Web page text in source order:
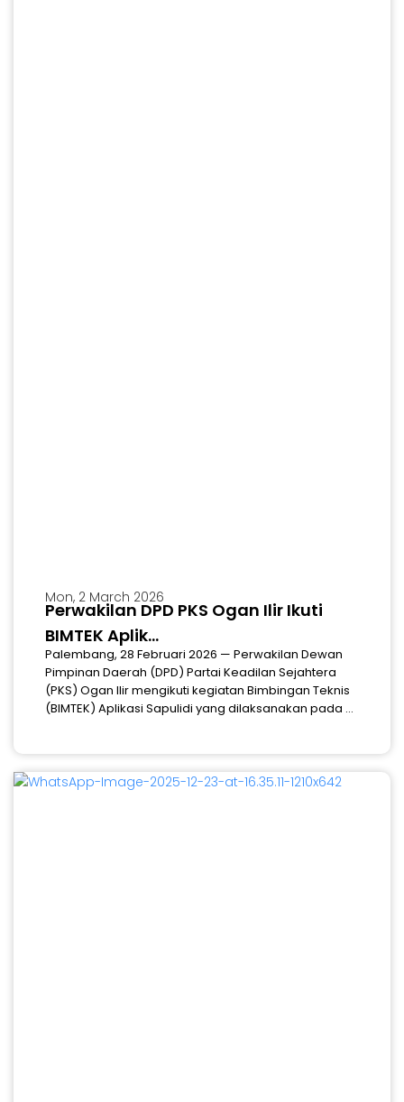
Mon, 2 March 2026
Perwakilan DPD PKS Ogan Ilir Ikuti
BIMTEK Aplik...
Palembang, 28 Februari 2026 — Perwakilan Dewan
Pimpinan Daerah (DPD) Partai Keadilan Sejahtera
(PKS) Ogan Ilir mengikuti kegiatan Bimbingan Teknis
(BIMTEK) Aplikasi Sapulidi yang dilaksanakan pada ...